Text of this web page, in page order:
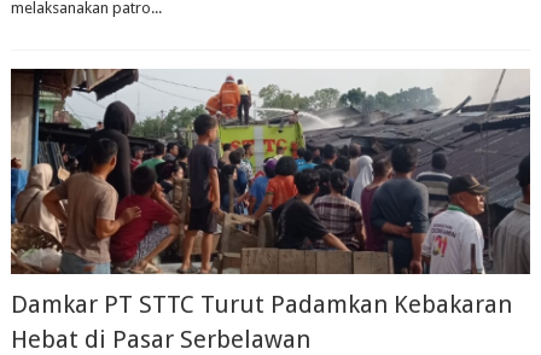
melaksanakan patro...
Damkar PT STTC Turut Padamkan Kebakaran
Hebat di Pasar Serbelawan